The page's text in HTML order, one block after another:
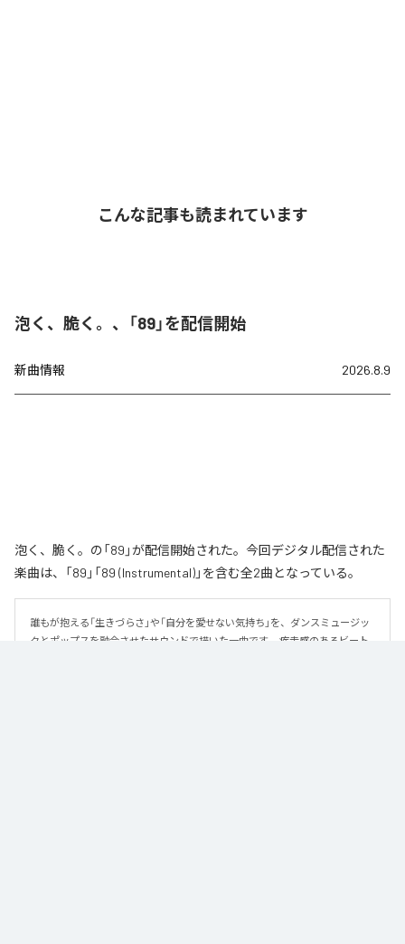
こんな記事も読まれています
泡く、脆く。、「89」を配信開始
新曲情報 2026.8.9
泡く、脆く。の「89」が配信開始された。今回デジタル配信された
楽曲は、「89」「89 (Instrumental)」を含む全2曲となっている。
誰もが抱える「生きづらさ」や「自分を愛せない気持ち」を、ダンスミュージッ
クとポップスを融合させたサウンドで描いた一曲です。 疾走感のあるビート